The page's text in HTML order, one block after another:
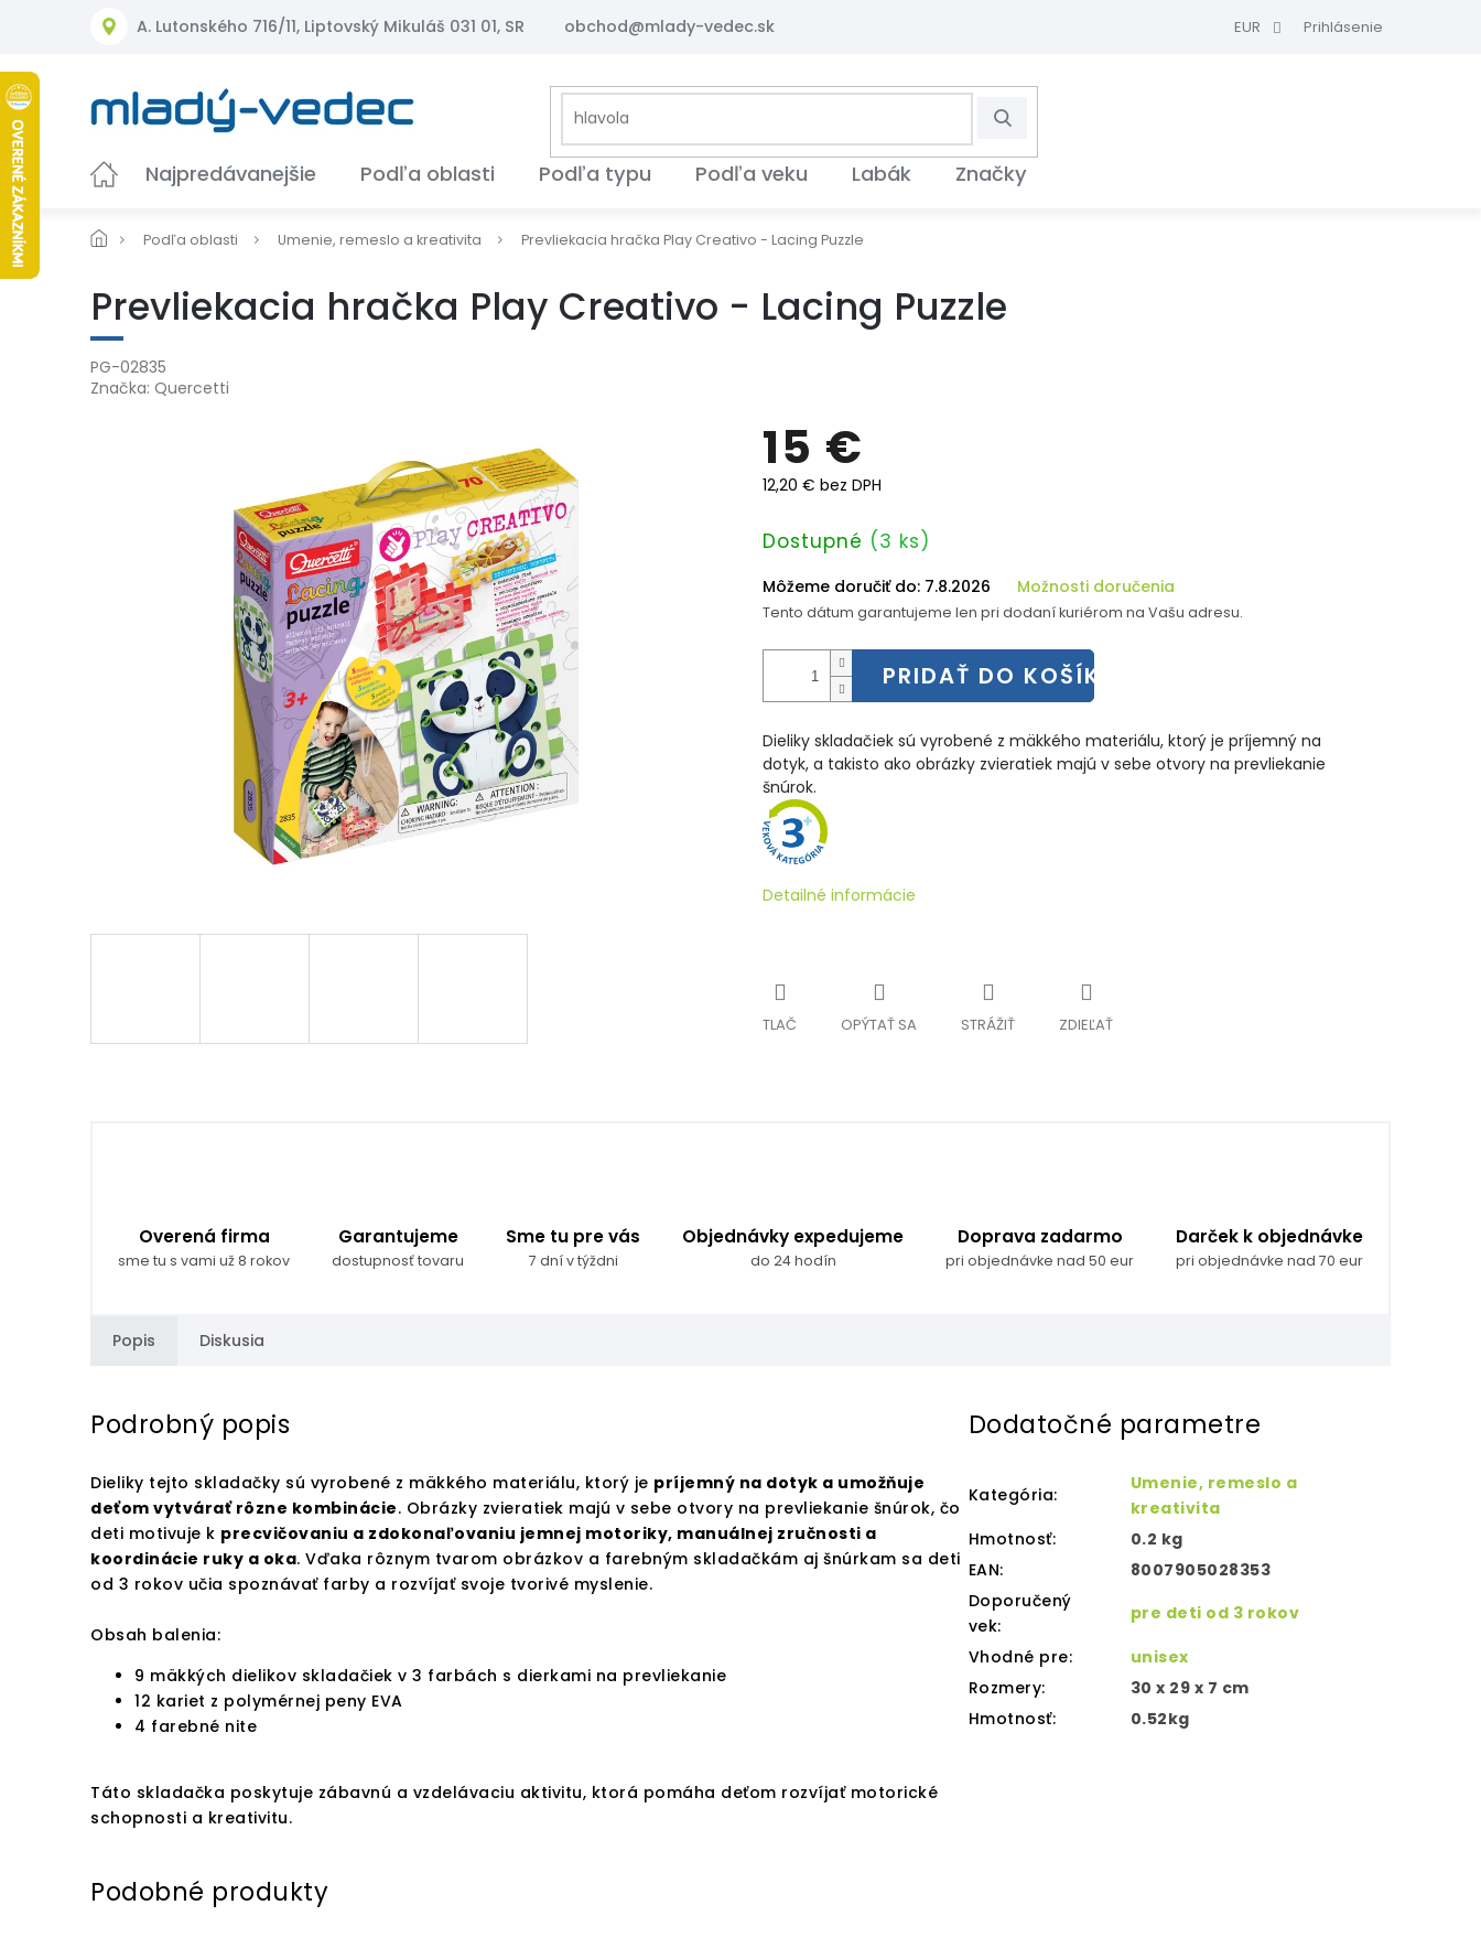
A. Lutonského 716/11, Liptovský Mikuláš 031 01, SR obchod@mlady-vedec.sk EUR Prihlásenie
Hľadať
Najpredávanejšie Podľa oblasti Podľa typu Podľa veku Labák Značky
Podľa oblasti Umenie, remeslo a kreativita Prevliekacia hračka Play Creativo - Lacing Puzzle
Prevliekacia hračka Play Creativo - Lacing Puzzle
PG-02835
Značka: Quercetti
15 €
12,20 € bez DPH
Jednotková
Dostupné (3 ks)
Môžeme doručiť do: 7.8.2026 Možnosti doručenia
Tento dátum garantujeme len pri dodaní kuriérom na Vašu adresu.
PRIDAŤ DO KOŠÍKA
Dieliky skladačiek sú vyrobené z mäkkého materiálu, ktorý je príjemný na
dotyk, a takisto ako obrázky zvieratiek majú v sebe otvory na prevliekanie
šnúrok.
Detailné informácie
TLAČ OPÝTAŤ SA STRÁŽIŤ ZDIEĽAŤ
Overená firma
sme tu s vami už 8 rokov
Garantujeme
dostupnosť tovaru
Sme tu pre vás
7 dní v týždni
Objednávky expedujeme
do 24 hodín
Doprava zadarmo
pri objednávke nad 50 eur
Darček k objednávke
pri objednávke nad 70 eur
Popis Diskusia
Podrobný popis
Dieliky tejto skladačky sú vyrobené z mäkkého materiálu, ktorý je príjemný na dotyk a umožňuje
deťom vytvárať rôzne kombinácie. Obrázky zvieratiek majú v sebe otvory na prevliekanie šnúrok, čo
deti motivuje k precvičovaniu a zdokonaľovaniu jemnej motoriky, manuálnej zručnosti a
koordinácie ruky a oka. Vďaka rôznym tvarom obrázkov a farebným skladačkám aj šnúrkam sa deti
od 3 rokov učia spoznávať farby a rozvíjať svoje tvorivé myslenie.
Obsah balenia:
9 mäkkých dielikov skladačiek v 3 farbách s dierkami na prevliekanie
12 kariet z polymérnej peny EVA
4 farebné nite
Táto skladačka poskytuje zábavnú a vzdelávaciu aktivitu, ktorá pomáha deťom rozvíjať motorické
schopnosti a kreativitu.
Dodatočné parametre
Kategória:
Umenie, remeslo a
kreativita
Hmotnosť:
0.2 kg
EAN:
8007905028353
Doporučený
vek:
pre deti od 3 rokov
Vhodné pre:
unisex
Rozmery:
30 x 29 x 7 cm
Hmotnosť: 0.52kg